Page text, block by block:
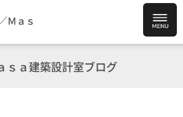
Ｍａｓ
ａ建築設計室ブログ